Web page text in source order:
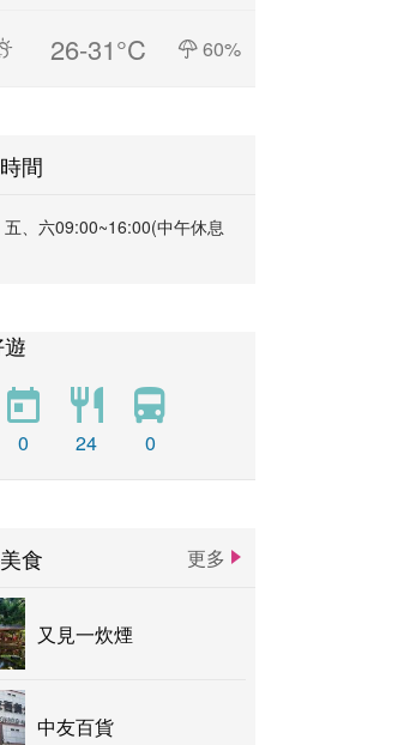
26-31°C 60%
間
、六09:00~16:00(中午休息
0 24 0
食 更多
又見一炊煙
中友百貨